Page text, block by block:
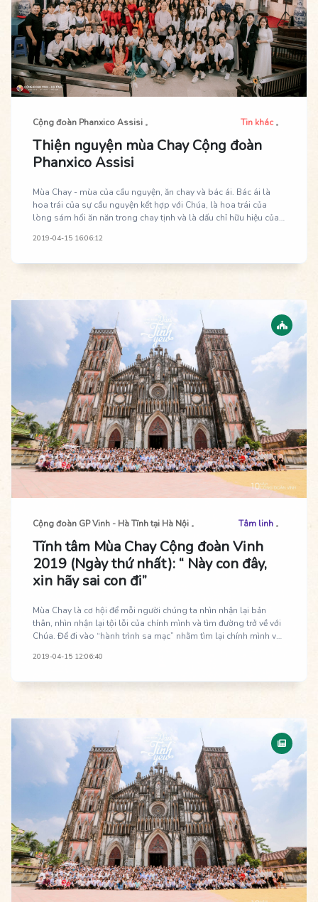
Cộng đoàn Phanxico Assisi Tin khác
Thiện nguyện mùa Chay Cộng đoàn
Phanxico Assisi
Mùa Chay - mùa của cầu nguyện, ăn chay và bác ái. Bác ái là
hoa trái của sự cầu nguyện kết hợp với Chúa, là hoa trái của
lòng sám hối ăn năn trong chay tịnh và là dấu chỉ hữu hiệu của
tâm tình bác ái, tối thứ 7 ngày 6 tháng 4 năm 2019 cộng đoàn
2019-04-15 16:06:12
Cộng đoàn GP Vinh - Hà Tĩnh tại Hà Nội Tâm linh
Tĩnh tâm Mùa Chay Cộng đoàn Vinh
2019 (Ngày thứ nhất): “ Này con đây,
xin hãy sai con đi”
Mùa Chay là cơ hội để mỗi người chúng ta nhìn nhận lại bản
thân, nhìn nhận lại tội lỗi của chính mình và tìm đường trở về với
Chúa. Để đi vào “hành trình sa mạc” nhằm tìm lại chính mình và
14.04.2019 vừa qua, Cộng đoàn Giáo phận Vinh tại Hà Nội đã tổ
2019-04-15 12:06:40